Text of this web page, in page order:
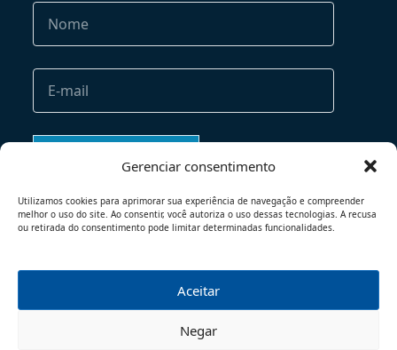
Gerenciar consentimento
Utilizamos cookies para aprimorar sua experiência de navegação e compreender
melhor o uso do site. Ao consentir, você autoriza o uso dessas tecnologias. A recusa
ou retirada do consentimento pode limitar determinadas funcionalidades.
Aceitar
Negar
POLÍTICA DE PRIVACIDADE
© 2026 - TODOS OS DIREITOS RESERVADOS